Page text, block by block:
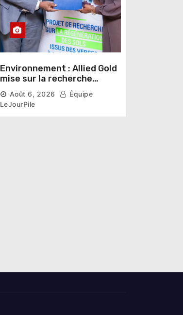
Environnement : Allied Gold
mise sur la recherche
scientifique pour restaurer
les sols de ses sites miniers
Août 6, 2026
Équipe
LeJourPile